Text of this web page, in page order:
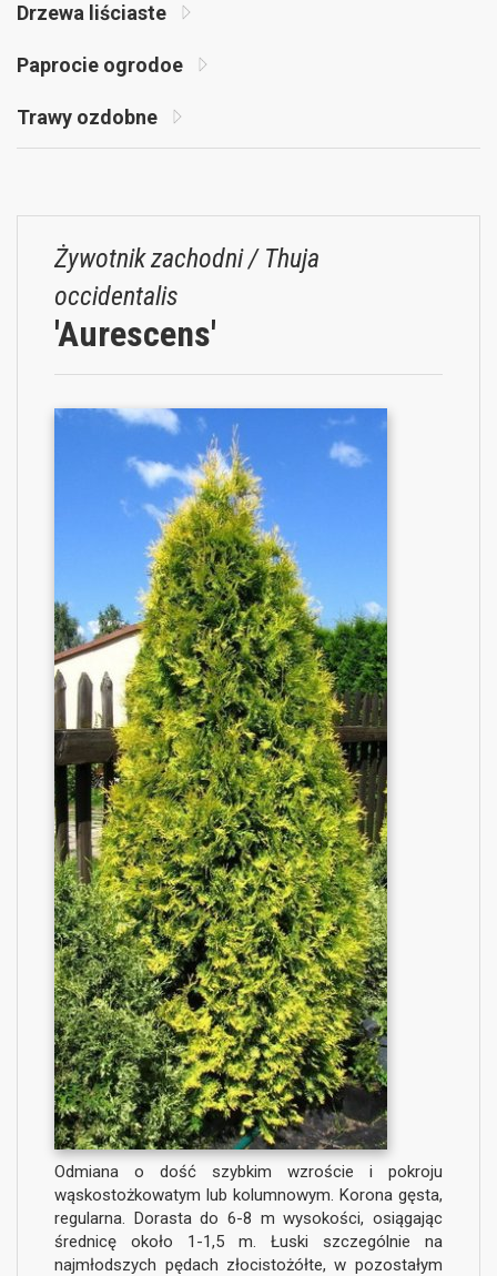
Drzewa liściaste
Paprocie ogrodoe
Trawy ozdobne
Żywotnik zachodni / Thuja
occidentalis
'Aurescens'
Odmiana o dość szybkim wzroście i pokroju
wąskostożkowatym lub kolumnowym. Korona gęsta,
regularna. Dorasta do 6-8 m wysokości, osiągając
średnicę około 1-1,5 m. Łuski szczególnie na
najmłodszych pędach złocistożółte, w pozostałym